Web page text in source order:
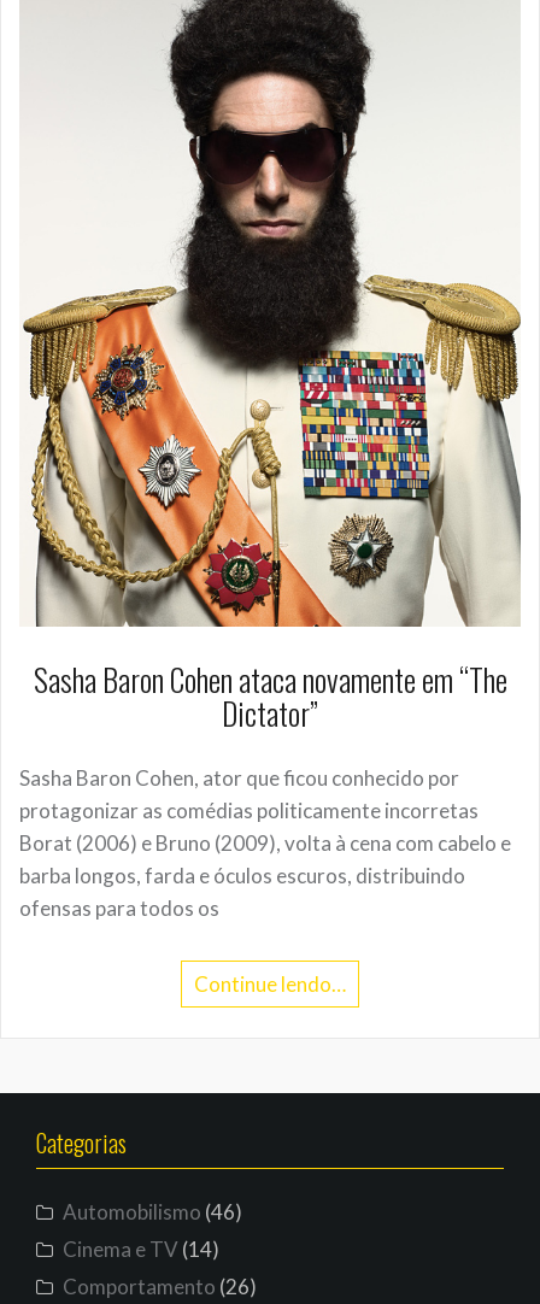
Sasha Baron Cohen ataca novamente em “The
Dictator”
Sasha Baron Cohen, ator que ficou conhecido por
protagonizar as comédias politicamente incorretas
Borat (2006) e Bruno (2009), volta à cena com cabelo e
barba longos, farda e óculos escuros, distribuindo
ofensas para todos os
Continue lendo…
Categorias
Automobilismo (46)
Cinema e TV(14)
Comportamento (26)